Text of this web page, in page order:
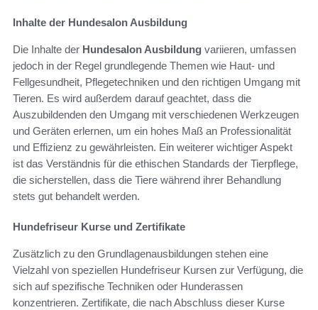
Inhalte der Hundesalon Ausbildung
Die Inhalte der Hundesalon Ausbildung variieren, umfassen
jedoch in der Regel grundlegende Themen wie Haut- und
Fellgesundheit, Pflegetechniken und den richtigen Umgang mit
Tieren. Es wird außerdem darauf geachtet, dass die
Auszubildenden den Umgang mit verschiedenen Werkzeugen
und Geräten erlernen, um ein hohes Maß an Professionalität
und Effizienz zu gewährleisten. Ein weiterer wichtiger Aspekt
ist das Verständnis für die ethischen Standards der Tierpflege,
die sicherstellen, dass die Tiere während ihrer Behandlung
stets gut behandelt werden.
Hundefriseur Kurse und Zertifikate
Zusätzlich zu den Grundlagenausbildungen stehen eine
Vielzahl von speziellen Hundefriseur Kursen zur Verfügung, die
sich auf spezifische Techniken oder Hunderassen
konzentrieren. Zertifikate, die nach Abschluss dieser Kurse